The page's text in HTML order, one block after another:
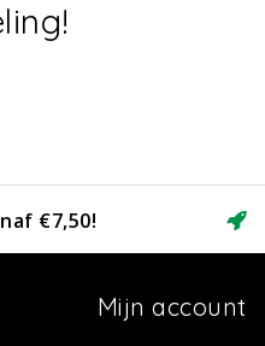
€7,50!
Mijn account